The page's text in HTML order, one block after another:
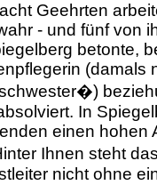
Geehrten
- und fünf von
betonte,
(damals
In
einen hohen
Ihnen steht
nicht ohne